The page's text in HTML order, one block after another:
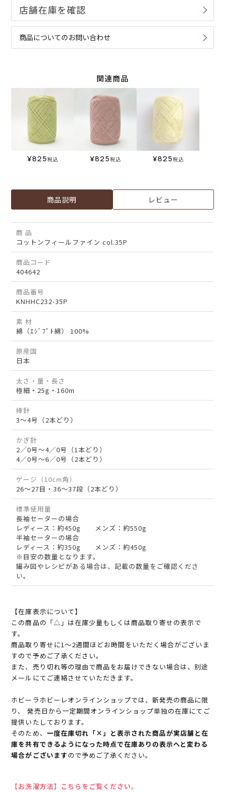
商品についてのお問い合わせ
関連商品
¥825税込 ¥825税込 ¥825税込
商品説明 レビュー
商 品
コットンフィールファイン col.35P
商品コード
404642
商品番号
KNHHC232-35P
素 材
綿（ｴｼﾞﾌﾟﾄ綿） 100%
原産国
日本
太さ・量・長さ
極細・25g・160m
棒針
3～4号（2本どり）
かぎ針
2／0号～4／0号（1本どり）
4／0号～6／0号（2本どり）
ゲージ（10cm角）
26～27目・36～37段（2本どり）
標準使用量
長袖セーターの場合
レディース：約450g メンズ：約550g
半袖セーターの場合
レディース：約350g メンズ：約450g
※目安の数量となります。
編み図やレシピがある場合は、記載の数量をご確認くださ
い。
【在庫表示について】
この商品の「△」は在庫少量もしくは商品取り寄せの表示で
す。
商品取り寄せに1～2週間ほどお時間をいただく場合がございま
すので予めご了承ください。
また、売り切れ等の理由で商品をお届けできない場合は、別途
メールにてご連絡させていただきます。
ホビーラホビーレオンラインショップでは、新発売の商品に限
り、 発売日から一定期間オンラインショップ単独の在庫にてご
提供いたしております。
そのため、 一度在庫切れ「×」と表示された商品が実店舗と在
庫を共有できるようになった時点で在庫ありの表示へと変わる
場合がございますので予めご了承ください。
【お洗濯方法】こちらをご覧ください。